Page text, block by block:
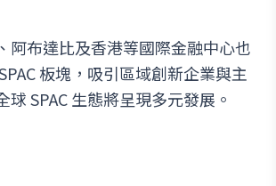
阿布達比及香港等國際金融中心也
板塊，吸引區域創新企業與主
球 SPAC 生態將呈現多元發展。